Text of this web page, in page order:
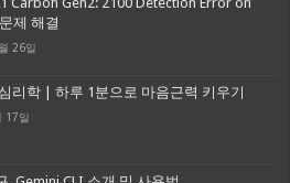
제 해결
26일
리학 | 하루 1분으로 마음근력 키우기
17일